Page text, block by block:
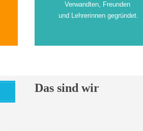
Verwandten, Freunden
und Lehrerinnen gegründet.
Das sind wir